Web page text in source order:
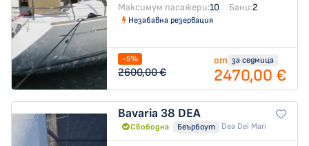
Максимум пасажери:10 Бани:2
Незабавна резервация
-5%
2600,00 €
от за седмица
2470,00 €
Bavaria 38 DEA
Свободна Беърбоут Dea Dei Mari